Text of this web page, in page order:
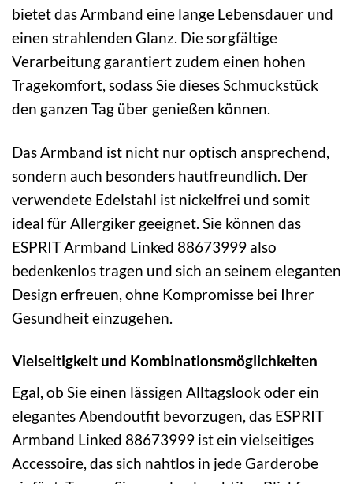
bietet das Armband eine lange Lebensdauer und
einen strahlenden Glanz. Die sorgfältige
Verarbeitung garantiert zudem einen hohen
Tragekomfort, sodass Sie dieses Schmuckstück
den ganzen Tag über genießen können.
Das Armband ist nicht nur optisch ansprechend,
sondern auch besonders hautfreundlich. Der
verwendete Edelstahl ist nickelfrei und somit
ideal für Allergiker geeignet. Sie können das
ESPRIT Armband Linked 88673999 also
bedenkenlos tragen und sich an seinem eleganten
Design erfreuen, ohne Kompromisse bei Ihrer
Gesundheit einzugehen.
Vielseitigkeit und Kombinationsmöglichkeiten
Egal, ob Sie einen lässigen Alltagslook oder ein
elegantes Abendoutfit bevorzugen, das ESPRIT
Armband Linked 88673999 ist ein vielseitiges
Accessoire, das sich nahtlos in jede Garderobe